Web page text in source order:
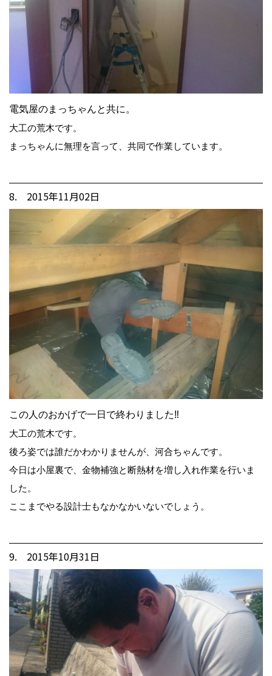
電気屋のまっちゃんと共に。
大工の荒木です。
まっちゃんに無理を言って、共同で作業しています。
8. 2015年11月02日
この人のおかげで一日で終わりました‼
大工の荒木です。
後ろ姿では誰だかわかりませんが、河合ちゃんです。
今日は小屋裏で、金物補強と断熱材を増し入れ作業を行いま
した。
ここまでやる設計士もなかなかいないでしょう。
9. 2015年10月31日